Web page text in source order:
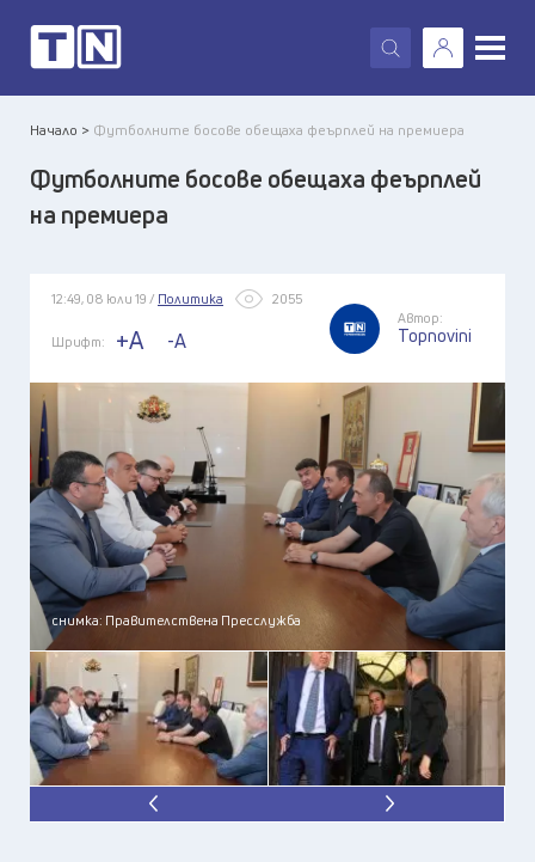
X
Начало > Футболните босове обещаха феърплей на премиера
Футболните босове обещаха феърплей
на премиера
12:49, 08 юли 19 / Политика 2055
Шрифт: +A -A
Автор:
Topnovini
снимка: Правителствена Пресслужба